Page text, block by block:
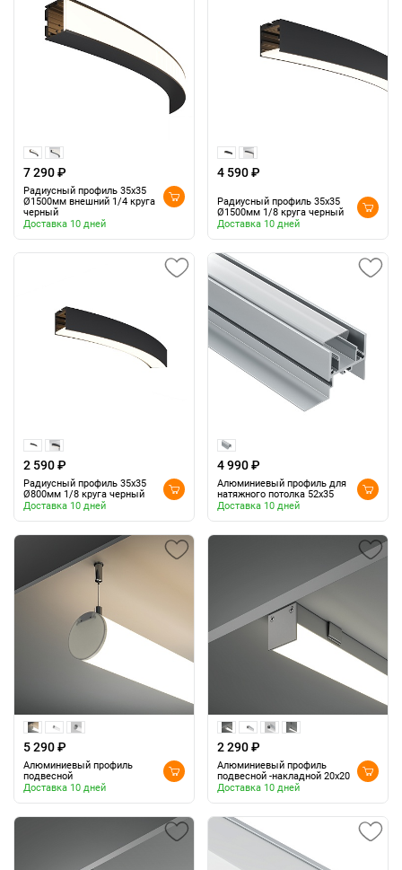
7 290 ₽
Радиусный профиль 35x35
Ø1500мм внешний 1/4 круга
черный
Доставка 10 дней
4 590 ₽
Радиусный профиль 35x35
Ø1500мм 1/8 круга черный
Доставка 10 дней
2 590 ₽
Радиусный профиль 35x35
Ø800мм 1/8 круга черный
Доставка 10 дней
4 990 ₽
Алюминиевый профиль для
натяжного потолка 52x35
Доставка 10 дней
5 290 ₽
Алюминиевый профиль
подвесной
Доставка 10 дней
2 290 ₽
Алюминиевый профиль
подвесной -накладной 20x20
Доставка 10 дней